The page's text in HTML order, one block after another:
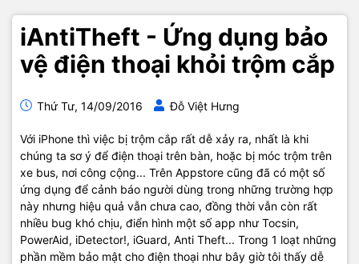
iAntiTheft - Ứng dụng bảo
vệ điện thoại khỏi trộm cắp
Thứ Tư, 14/09/2016 Đỗ Việt Hưng
Với iPhone thì việc bị trộm cắp rất dễ xảy ra, nhất là khi
chúng ta sơ ý để điện thoại trên bàn, hoặc bị móc trộm trên
xe bus, nơi công cộng... Trên Appstore cũng đã có một số
ứng dụng để cảnh báo người dùng trong những trường hợp
này nhưng hiệu quả vẫn chưa cao, đồng thời vẫn còn rất
nhiều bug khó chịu, điển hình một số app như Tocsin,
PowerAid, iDetector!, iGuard, Anti Theft... Trong 1 loạt những
phần mềm bảo mật cho điện thoại như bây giờ tôi thấy dễ